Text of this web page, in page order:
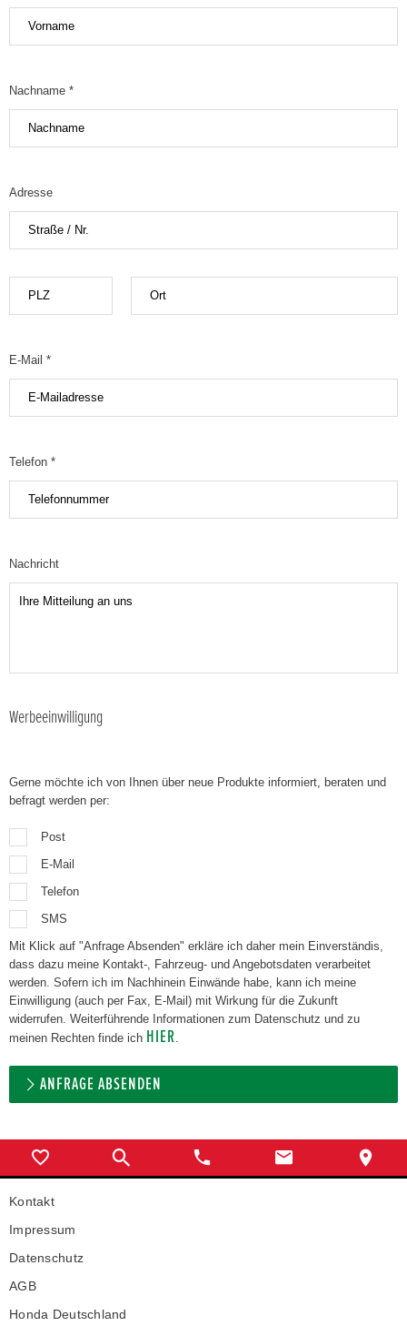
Nachname *
Adresse
E-Mail *
Telefon *
Nachricht
Werbeeinwilligung
Gerne möchte ich von Ihnen über neue Produkte informiert, beraten und
befragt werden per:
Post
E-Mail
Telefon
SMS
Mit Klick auf "Anfrage Absenden" erkläre ich daher mein Einverständis,
dass dazu meine Kontakt-, Fahrzeug- und Angebotsdaten verarbeitet
werden. Sofern ich im Nachhinein Einwände habe, kann ich meine
Einwilligung (auch per Fax, E-Mail) mit Wirkung für die Zukunft
widerrufen. Weiterführende Informationen zum Datenschutz und zu
meinen Rechten finde ich HIER.
ANFRAGE ABSENDEN
Kontakt
Impressum
Datenschutz
AGB
Honda Deutschland